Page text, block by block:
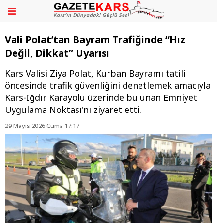
Vali Polat’tan Bayram Trafiğinde “Hız
Değil, Dikkat” Uyarısı
Kars Valisi Ziya Polat, Kurban Bayramı tatili
öncesinde trafik güvenliğini denetlemek amacıyla
Kars-Iğdır Karayolu üzerinde bulunan Emniyet
Uygulama Noktası'nı ziyaret etti.
29 Mayıs 2026 Cuma 17:17